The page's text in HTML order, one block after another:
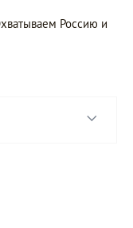
Россию и